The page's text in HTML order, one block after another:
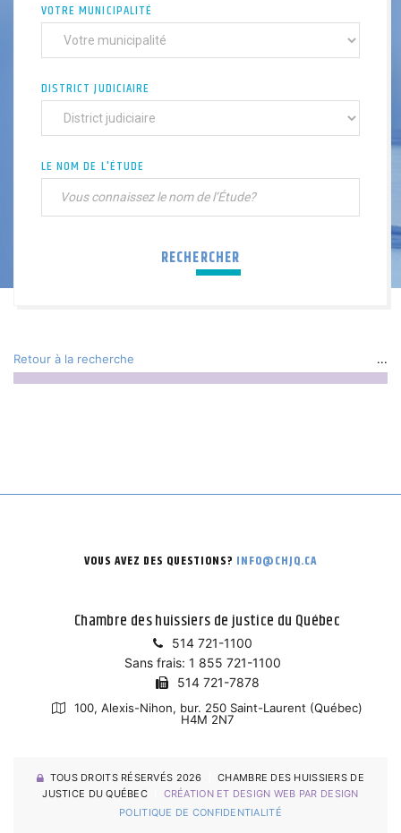
VOTRE MUNICIPALITÉ
DISTRICT JUDICIAIRE
LE NOM DE L'ÉTUDE
RECHERCHER
Retour à la recherche ...
VOUS AVEZ DES QUESTIONS? INFO@CHJQ.CA
Chambre des huissiers de justice du Québec
514 721-1100
Sans frais: 1 855 721-1100
514 721-7878
100, Alexis-Nihon, bur. 250 Saint-Laurent (Québec)
H4M 2N7
TOUS DROITS RÉSERVÉS 2026
CHAMBRE DES HUISSIERS DE
JUSTICE DU QUÉBEC
CRÉATION ET DESIGN WEB PAR DESIGN
POLITIQUE DE CONFIDENTIALITÉ